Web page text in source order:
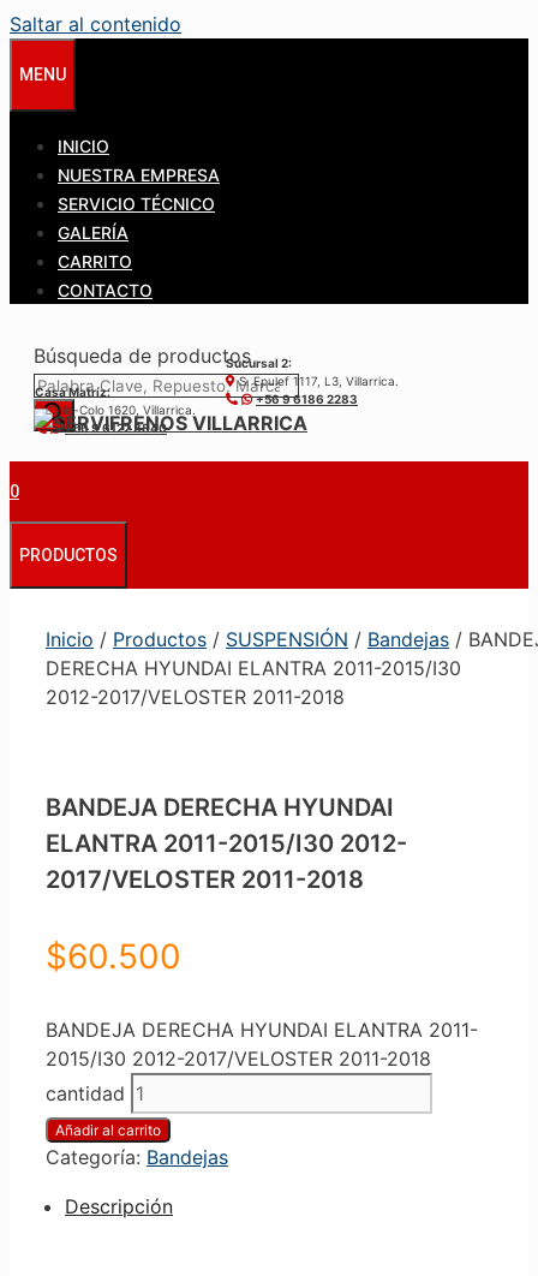
Saltar al contenido
MENU
INICIO
NUESTRA EMPRESA
SERVICIO TÉCNICO
GALERÍA
CARRITO
CONTACTO
Búsqueda de productos
Casa Matríz:
Colo-Colo 1620, Villarrica.
+56 9 6122 3840
Sucursal 2:
S. Epulef 1117, L3, Villarrica.
+56 9 6186 2283
0
PRODUCTOS
Inicio / Productos / SUSPENSIÓN / Bandejas /
DERECHA HYUNDAI ELANTRA 2011-2015/I30
2012-2017/VELOSTER 2011-2018
BANDEJA DERECHA HYUNDAI
ELANTRA 2011-2015/I30 2012-
2017/VELOSTER 2011-2018
$60.500
BANDEJA DERECHA HYUNDAI ELANTRA 2011-
2015/I30 2012-2017/VELOSTER 2011-2018
cantidad
Añadir al carrito
Categoría: Bandejas
Descripción